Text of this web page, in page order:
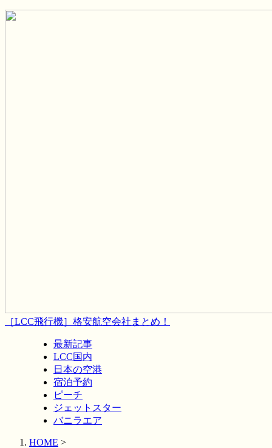
［LCC飛行機］格安航空会社まとめ！
最新記事
LCC国内
日本の空港
宿泊予約
ピーチ
ジェットスター
バニラエア
HOME >